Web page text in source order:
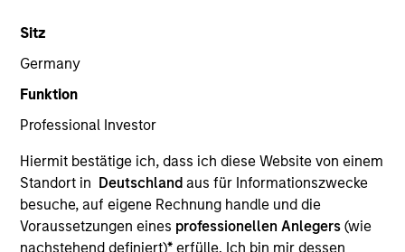
Sitz
Germany
Funktion
Professional Investor
Hiermit bestätige ich, dass ich diese Website von einem
Standort in Deutschland aus für Informationszwecke
besuche, auf eigene Rechnung handle und die
Voraussetzungen eines professionellen Anlegers(wie
nachstehend definiert)* erfülle. Ich bin mir dessen
14 Years
TEAM
Morgan Stanley Private Equity Asia